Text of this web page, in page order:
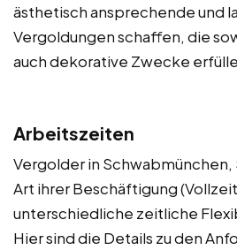
ästhetisch ansprechende und
Vergoldungen schaffen, die
auch dekorative Zwecke
Arbeitszeiten
Vergolder in Schwabmünchen,
Art ihrer Beschäftigung
unterschiedliche zeitliche
Hier sind die Details zu den